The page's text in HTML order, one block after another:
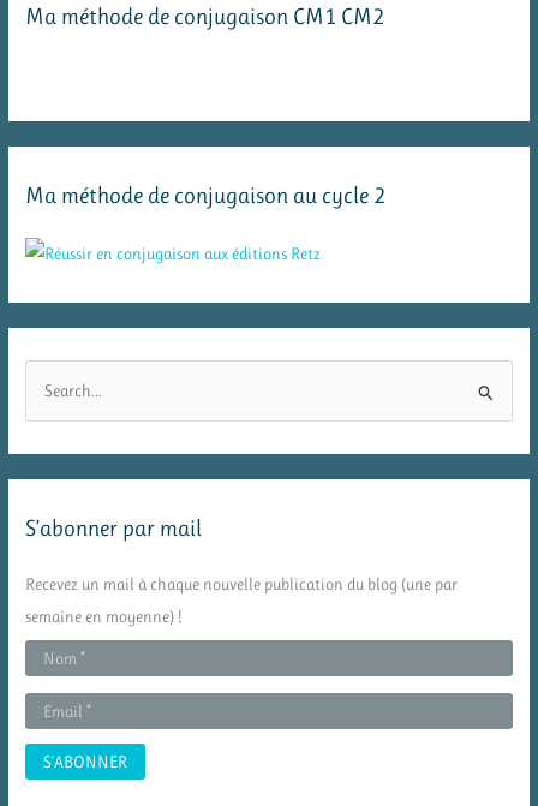
Ma méthode de conjugaison CM1 CM2
Ma méthode de conjugaison au cycle 2
r
:
S’abonner par mail
Recevez un mail à chaque nouvelle publication du blog (une par
semaine en moyenne) !